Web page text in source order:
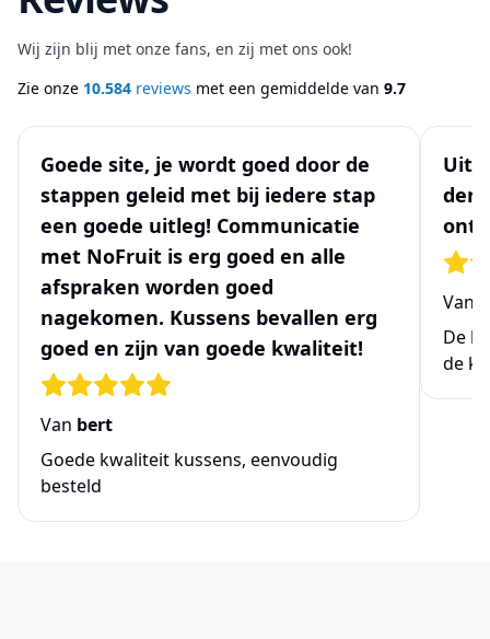
Wij zijn blij met onze fans, en zij met ons ook!
Zie onze 10.584 reviews met een gemiddelde van 9.7
Goede site, je wordt goed door de
stappen geleid met bij iedere stap
een goede uitleg! Communicatie
met NoFruit is erg goed en alle
afspraken worden goed
nagekomen. Kussens bevallen erg
goed en zijn van goede kwaliteit!
Van bert
Goede kwaliteit kussens, eenvoudig
besteld
Van
De
de